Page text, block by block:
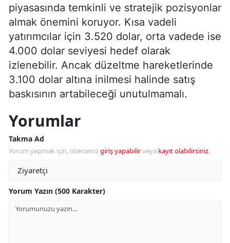
piyasasında temkinli ve stratejik pozisyonlar
almak önemini koruyor. Kısa vadeli
yatırımcılar için 3.520 dolar, orta vadede ise
4.000 dolar seviyesi hedef olarak
izlenebilir. Ancak düzeltme hareketlerinde
3.100 dolar altına inilmesi halinde satış
baskısının artabileceği unutulmamalı.
Yorumlar
Takma Ad
Yorum yapmak için, istersenizgiriş yapabilirveya kayıt olabilirsiniz.
Yorum Yazın (500 Karakter)